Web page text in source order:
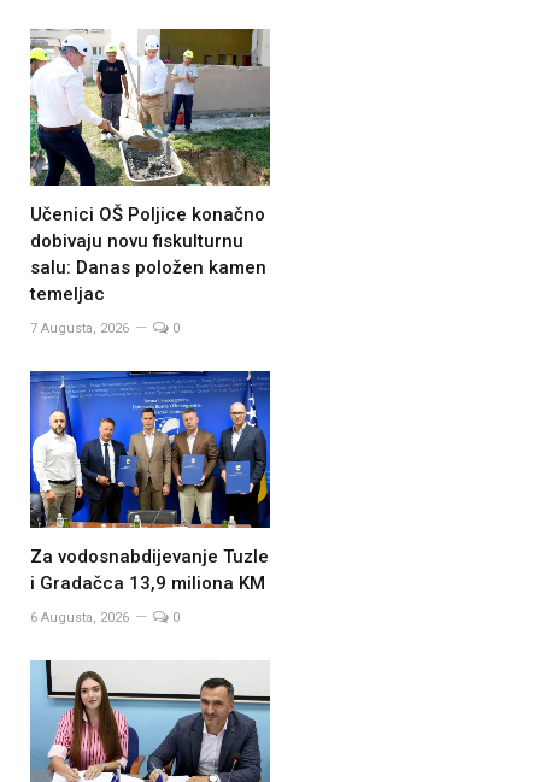
Učenici OŠ Poljice konačno
dobivaju novu fiskulturnu
salu: Danas položen kamen
temeljac
7 Augusta, 2026 0
Za vodosnabdijevanje Tuzle
i Gradačca 13,9 miliona KM
6 Augusta, 2026 0